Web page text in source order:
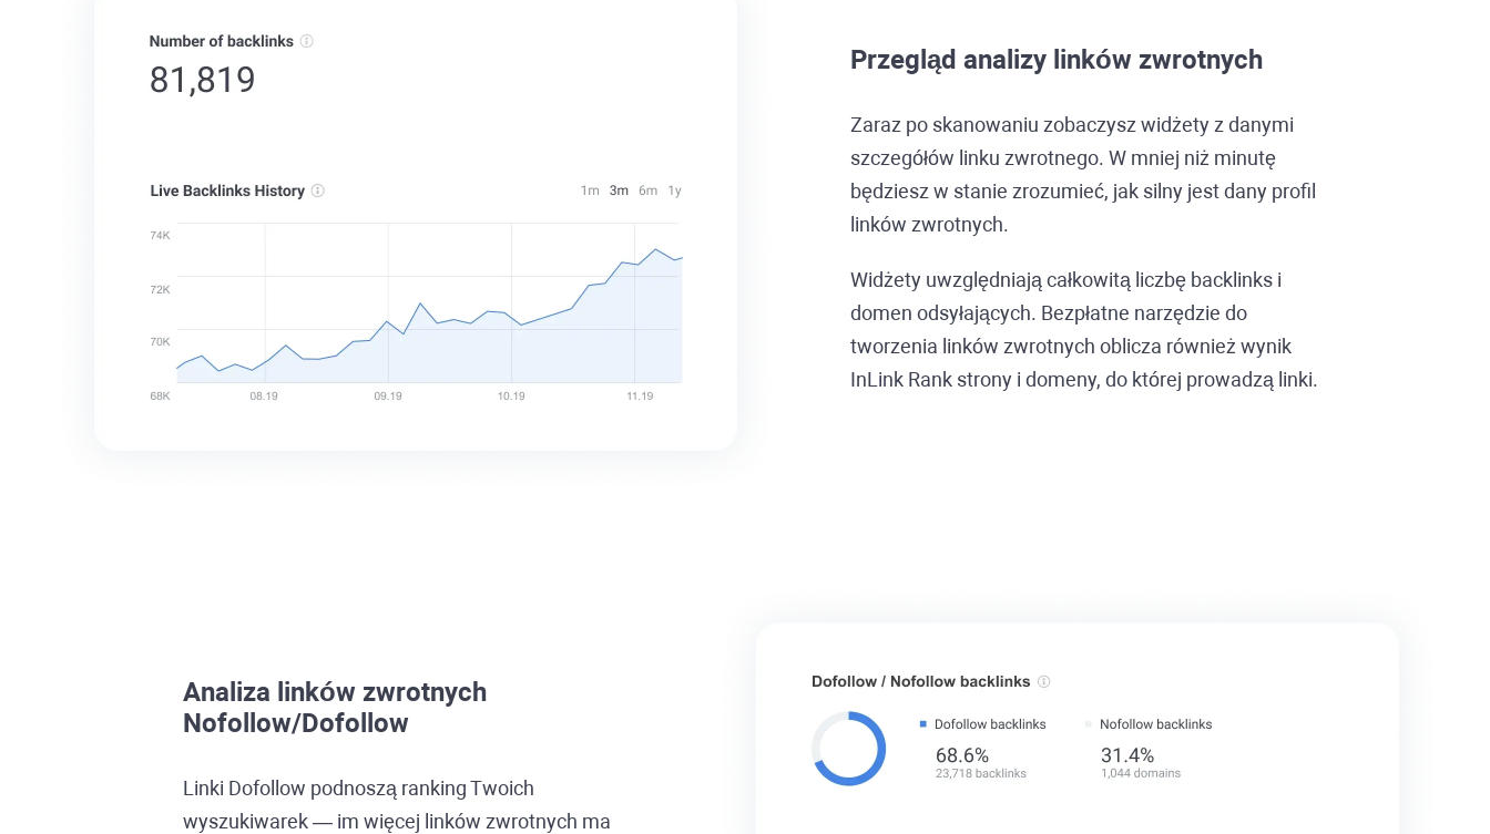
Przegląd analizy linków zwrotnych
Zaraz po skanowaniu zobaczysz widżety z danymi
szczegółów linku zwrotnego. W mniej niż minutę
będziesz w stanie zrozumieć, jak silny jest dany profil
linków zwrotnych.
Widżety uwzględniają całkowitą liczbę backlinks i
domen odsyłających. Bezpłatne narzędzie do
tworzenia linków zwrotnych oblicza również wynik
InLink Rank strony i domeny, do której prowadzą linki.
Analiza linków zwrotnych
Nofollow/Dofollow
Linki Dofollow podnoszą ranking Twoich
wyszukiwarek — im więcej linków zwrotnych ma